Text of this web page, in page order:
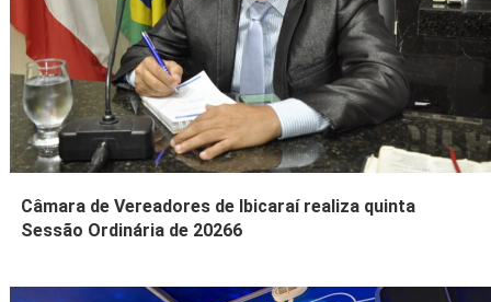
Câmara de Vereadores de Ibicaraí realiza quinta
Sessão Ordinária de 20266